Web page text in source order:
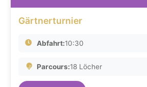
Gärtnerturnier
Abfahrt:10:30
Parcours:18 Löcher